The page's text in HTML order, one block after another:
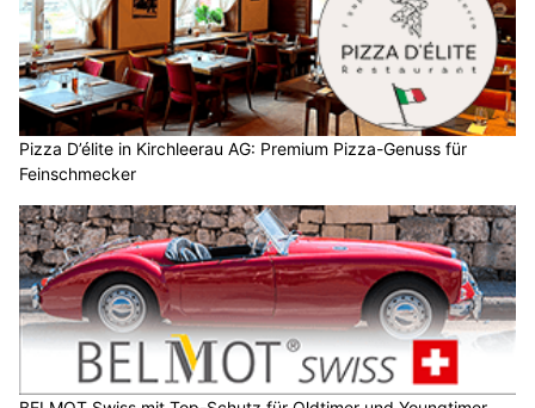
Pizza D’élite in Kirchleerau AG: Premium Pizza-Genuss für
Feinschmecker